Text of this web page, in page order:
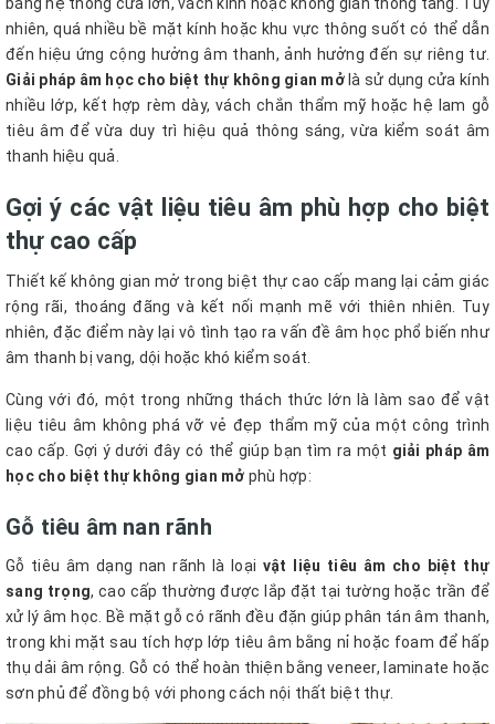
bằng hệ thống cửa lớn, vách kính hoặc không gian thông tầng. Tuy
nhiên, quá nhiều bề mặt kính hoặc khu vực thông suốt có thể dẫn
đến hiệu ứng cộng hưởng âm thanh, ảnh hưởng đến sự riêng tư.
Giải pháp âm học cho biệt thự không gian mởlà sử dụng cửa kính
nhiều lớp, kết hợp rèm dày, vách chắn thẩm mỹ hoặc hệ lam gỗ
tiêu âm để vừa duy trì hiệu quả thông sáng, vừa kiểm soát âm
thanh hiệu quả.
Gợi ý các vật liệu tiêu âm phù hợp cho biệt
thự cao cấp
Thiết kế không gian mở trong biệt thự cao cấp mang lại cảm giác
rộng rãi, thoáng đãng và kết nối mạnh mẽ với thiên nhiên. Tuy
nhiên, đặc điểm này lại vô tình tạo ra vấn đề âm học phổ biến như
âm thanh bị vang, dội hoặc khó kiểm soát.
Cùng với đó, một trong những thách thức lớn là làm sao để vật
liệu tiêu âm không phá vỡ vẻ đẹp thẩm mỹ của một công trình
cao cấp. Gợi ý dưới đây có thể giúp bạn tìm ra một giải pháp âm
học cho biệt thự không gian mở phù hợp:
Gỗ tiêu âm nan rãnh
Gỗ tiêu âm dạng nan rãnh là loại vật liệu tiêu âm cho biệt thự
sang trọng, cao cấp thường được lắp đặt tại tường hoặc trần để
xử lý âm học. Bề mặt gỗ có rãnh đều đặn giúp phân tán âm thanh,
trong khi mặt sau tích hợp lớp tiêu âm bằng nỉ hoặc foam để hấp
thụ dải âm rộng. Gỗ có thể hoàn thiện bằng veneer, laminate hoặc
sơn phủ để đồng bộ với phong cách nội thất biệt thự.